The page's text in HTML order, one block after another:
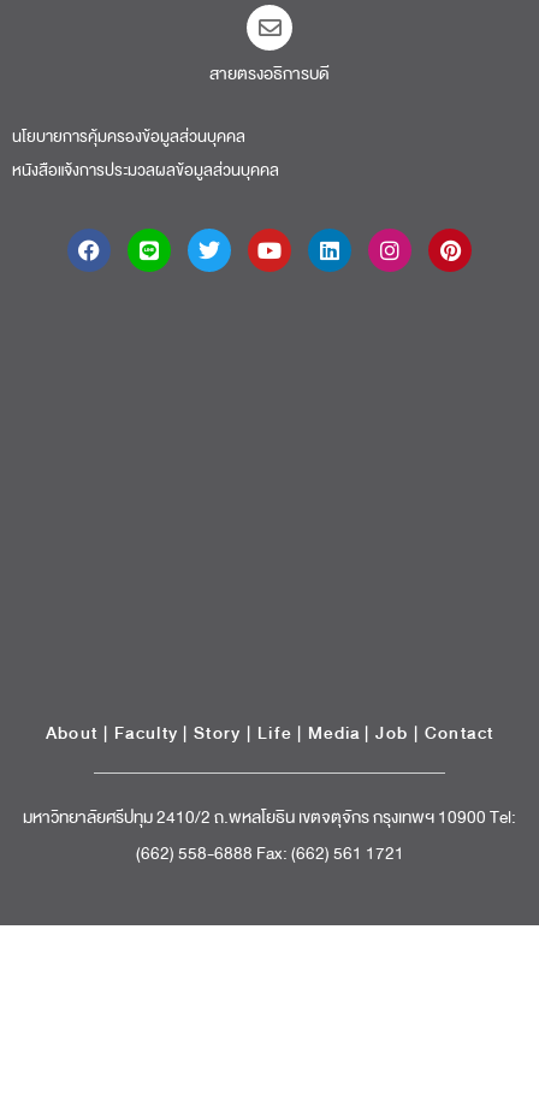
สายตรงอธิการบดี​
นโยบายการคุ้มครองข้อมูลส่วนบุคคล
หนังสือแจ้งการประมวลผลข้อมูลส่วนบุคคล